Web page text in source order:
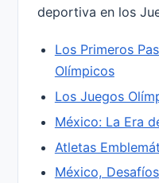
deportiva en los
Los Primeros
Olímpicos
Los Juegos
México: La Era
Atletas
México,